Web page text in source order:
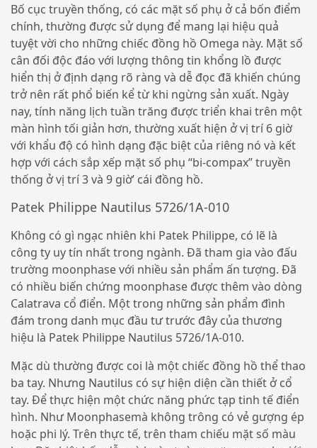
Bố cục truyền thống, có các mặt số phụ ở cả bốn điểm
chính, thường được sử dụng để mang lại hiệu quả
tuyệt vời cho những chiếc đồng hồ Omega này. Mặt số
cân đối độc đáo với lượng thông tin khổng lồ được
hiển thị ở định dạng rõ ràng và dễ đọc đã khiến chúng
trở nên rất phổ biến kể từ khi ngừng sản xuất. Ngày
nay, tính năng lịch tuần trăng được triển khai trên một
màn hình tối giản hơn, thường xuất hiện ở vị trí 6 giờ
với khẩu độ có hình dạng đặc biệt của riêng nó và kết
hợp với cách sắp xếp mặt số phụ “bi-compax” truyền
thống ở vị trí 3 và 9 giờ’ cái đồng hồ.
Patek Philippe Nautilus 5726/1A-010
Không có gì ngạc nhiên khi Patek Philippe, có lẽ là
công ty uy tín nhất trong ngành. Đã tham gia vào đấu
trường moonphase với nhiều sản phẩm ấn tượng. Đã
có nhiều biến chứng moonphase được thêm vào dòng
Calatrava cổ điển. Một trong những sản phẩm đình
đám trong danh mục đầu tư trước đây của thương
hiệu là Patek Philippe Nautilus 5726/1A-010.
Mặc dù thường được coi là một chiếc đồng hồ thể thao
ba tay. Nhưng Nautilus có sự hiện diện cần thiết ở cổ
tay. Để thực hiện một chức năng phức tạp tinh tế điển
hình. Như Moonphasemà không trông có vẻ gượng ép
hoặc phi lý. Trên thực tế, trên tham chiếu mặt số màu